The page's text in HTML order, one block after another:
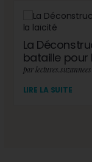
La
bataille pour
LIRE LA SUITE